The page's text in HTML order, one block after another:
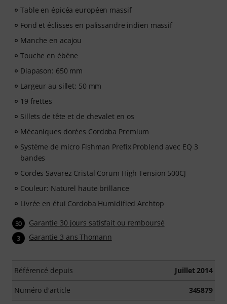
Table en épicéa européen massif
Fond et éclisses en palissandre indien massif
Manche en acajou
Touche en ébène
Diapason: 650 mm
Largeur au sillet: 50 mm
19 frettes
Sillets de tête et de chevalet en os
Mécaniques dorées Cordoba Premium
Système de micro Fishman Prefix Problend avec EQ 3
bandes
Cordes Savarez Cristal Corum High Tension 500CJ
Couleur: Naturel haute brillance
Livrée en étui Cordoba Humidified Archtop
30 Garantie 30 jours satisfait ou remboursé
3 Garantie 3 ans Thomann
Référencé depuis Juillet 2014
Numéro d'article 345879